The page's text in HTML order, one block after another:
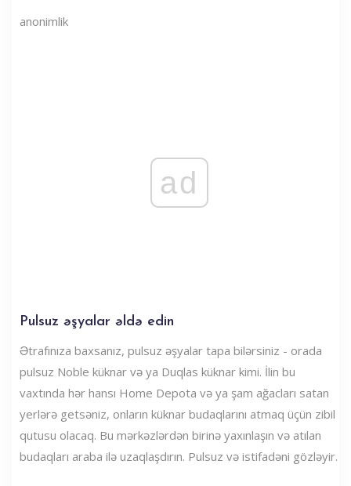
anonimlik
ad
Pulsuz əşyalar əldə edin
Ətrafınıza baxsanız, pulsuz əşyalar tapa bilərsiniz - orada
pulsuz Noble küknar və ya Duqlas küknar kimi. İlin bu
vaxtında hər hansı Home Depota və ya şam ağacları satan
yerlərə getsəniz, onların küknar budaqlarını atmaq üçün zibil
qutusu olacaq. Bu mərkəzlərdən birinə yaxınlaşın və atılan
budaqları araba ilə uzaqlaşdırın. Pulsuz və istifadəni gözləyir.